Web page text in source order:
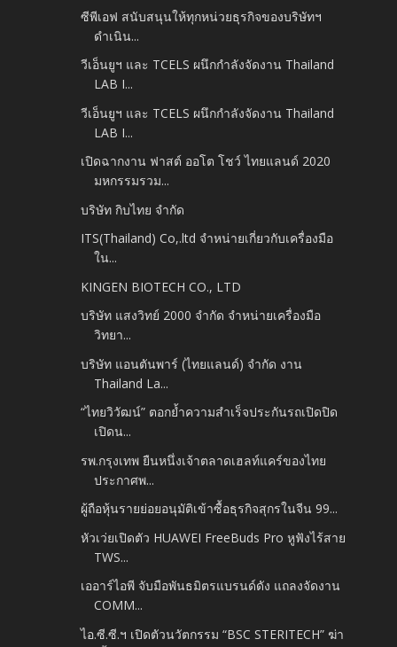
ซีพีเอฟ สนับสนุนให้ทุกหน่วยธุรกิจของบริษัทฯ
ดำเนิน...
วีเอ็นยูฯ และ TCELS ผนึกกำลังจัดงาน Thailand
LAB I...
วีเอ็นยูฯ และ TCELS ผนึกกำลังจัดงาน Thailand
LAB I...
เปิดฉากงาน ฟาสต์ ออโต โชว์ ไทยแลนด์ 2020
มหกรรมรวม...
บริษัท กิบไทย จำกัด
ITS(Thailand) Co,.ltd จำหน่ายเกี่ยวกับเครื่องมือ
ใน...
KINGEN BIOTECH CO., LTD
บริษัท แสงวิทย์ 2000 จำกัด จำหน่ายเครื่องมือ
วิทยา...
บริษัท แอนตันพาร์ (ไทยแลนด์) จำกัด งาน
Thailand La...
“ไทยวิวัฒน์” ตอกย้ำความสำเร็จประกันรถเปิดปิด
เปิดน...
รพ.กรุงเทพ ยืนหนึ่งเจ้าตลาดเฮลท์แคร์ของไทย
ประกาศพ...
ผู้ถือหุ้นรายย่อยอนุมัติเข้าซื้อธุรกิจสุกรในจีน 99...
หัวเว่ยเปิดตัว HUAWEI FreeBuds Pro หูฟังไร้สาย
TWS...
เออาร์ไอพี จับมือพันธมิตรแบรนด์ดัง แถลงจัดงาน
COMM...
ไอ.ซี.ซี.ฯ เปิดตัวนวัตกรรม “BSC STERITECH” ฆ่า